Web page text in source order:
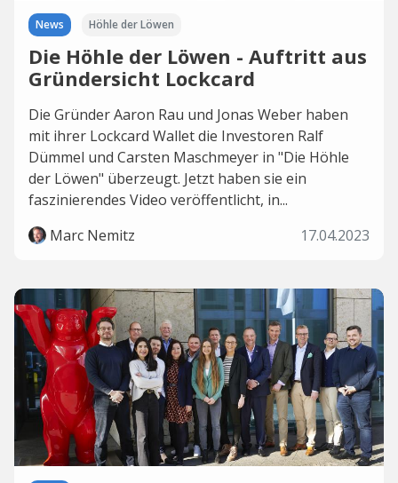
News Höhle der Löwen
Die Höhle der Löwen - Auftritt aus
Gründersicht Lockcard
Die Gründer Aaron Rau und Jonas Weber haben
mit ihrer Lockcard Wallet die Investoren Ralf
Dümmel und Carsten Maschmeyer in "Die Höhle
der Löwen" überzeugt. Jetzt haben sie ein
faszinierendes Video veröffentlicht, in...
Marc Nemitz
17.04.2023